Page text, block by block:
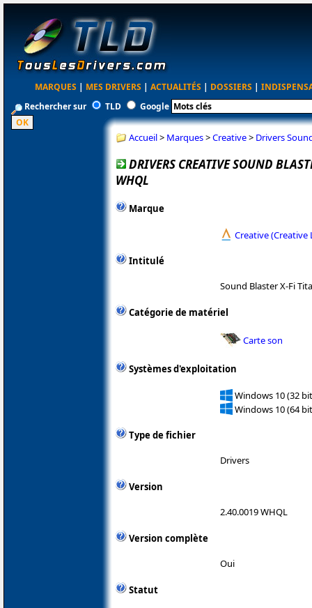
MARQUES | MES DRIVERS | ACTUALITÉS | DOSSIERS |
Rechercher sur
TLD Google
Accueil> Marques>Creative> Drivers
DRIVERS CREATIVE SOUND
WHQL
Marque
Creative (Creative
Intitulé
Sound Blaster X-Fi
Catégorie de matériel
Carte son
Systèmes d'exploitation
Windows 10 (32
Windows 10 (64
Type de fichier
Drivers
Version
2.40.0019 WHQL
Version complète
Oui
Statut